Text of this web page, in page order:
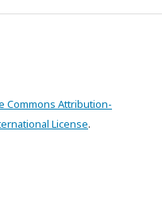
Commons Attribution-
License.